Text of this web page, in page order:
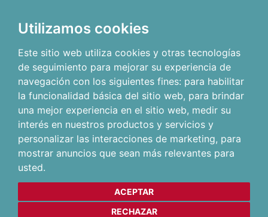
Utilizamos cookies
Este sitio web utiliza cookies y otras tecnologías
de seguimiento para mejorar su experiencia de
navegación con los siguientes fines: para habilitar
la funcionalidad básica del sitio web, para brindar
una mejor experiencia en el sitio web, medir su
interés en nuestros productos y servicios y
personalizar las interacciones de marketing, para
mostrar anuncios que sean más relevantes para
usted.
ACEPTAR
RECHAZAR